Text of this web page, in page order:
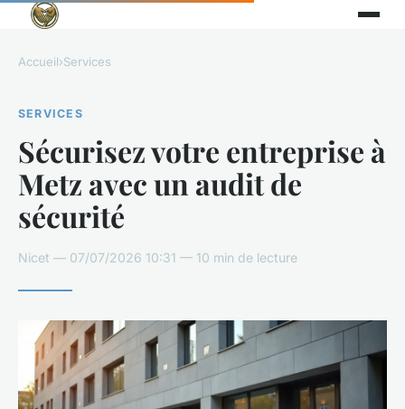
Accueil›Services
SERVICES
Sécurisez votre entreprise à
Metz avec un audit de
sécurité
Nicet — 07/07/2026 10:31 — 10 min de lecture